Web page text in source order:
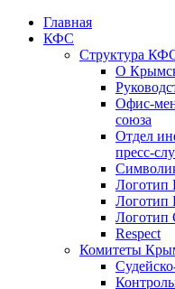
Главная
КФС
Структура
О
Офис-
союза
Отдел
пресс-
Логотип
Логотип
Логотип
Respect
Комитеты